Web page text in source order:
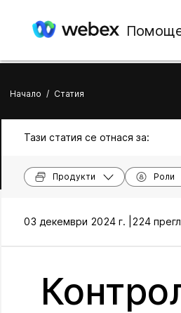
Начало / Статия
Тази статия се отнася за:
Продукти Роли
03 декември 2024 г. | 224